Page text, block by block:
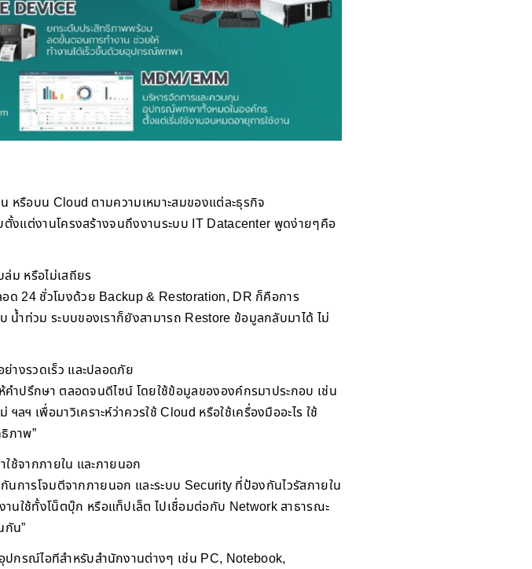
รือบน Cloud ตามความเหมาะสมของแต่ละธุรกิจ
งแต่งานโครงสร้างจนถึงงานระบบ IT Datacenter พูดง่ายๆคือ
ม หรือไม่เสถียร
ด 24 ชั่วโมงด้วย Backup & Restoration, DR ก็คือการ
ำท่วม ระบบของเราก็ยังสามารถ Restore ข้อมูลกลับมาได้ ไม่
างรวดเร็ว และปลอดภัย
คำปรึกษา ตลอดจนดีไซน์ โดยใช้ข้อมูลขององค์กรมาประกอบ เช่น
เพื่อมาวิเคราะห์ว่าควรใช้ Cloud หรือใช้เครื่องมืออะไร ใช้
ภาพ”
ช้จากภายใน และภายนอก
การโจมตีจากภายนอก และระบบ Security ที่ป้องกันไวรัสภายใน
ใช้ทั้งโน็ตบุ๊ก หรือแท็ปเล็ต ไปเชื่อมต่อกับ Network สาธารณะ
กัน”
รณ์ไอทีสำหรับสำนักงานต่างๆ เช่น PC, Notebook,